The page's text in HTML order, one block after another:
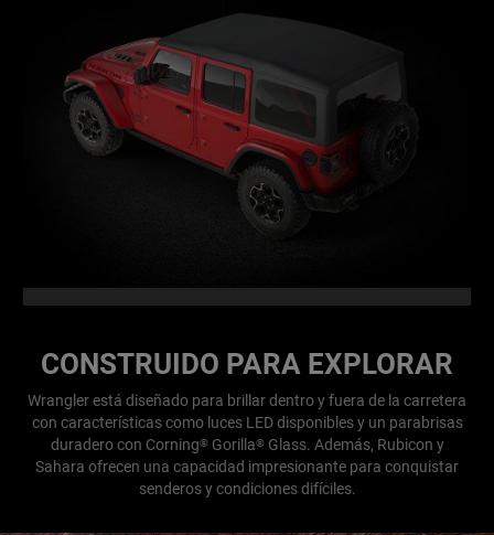
CONSTRUIDO PARA EXPLORAR
Wrangler está diseñado para brillar dentro y fuera de la carretera
con características como luces LED disponibles y un parabrisas
duradero con Corning®Gorilla®Glass. Además, Rubicon y
Sahara ofrecen una capacidad impresionante para conquistar
senderos y condiciones difíciles.